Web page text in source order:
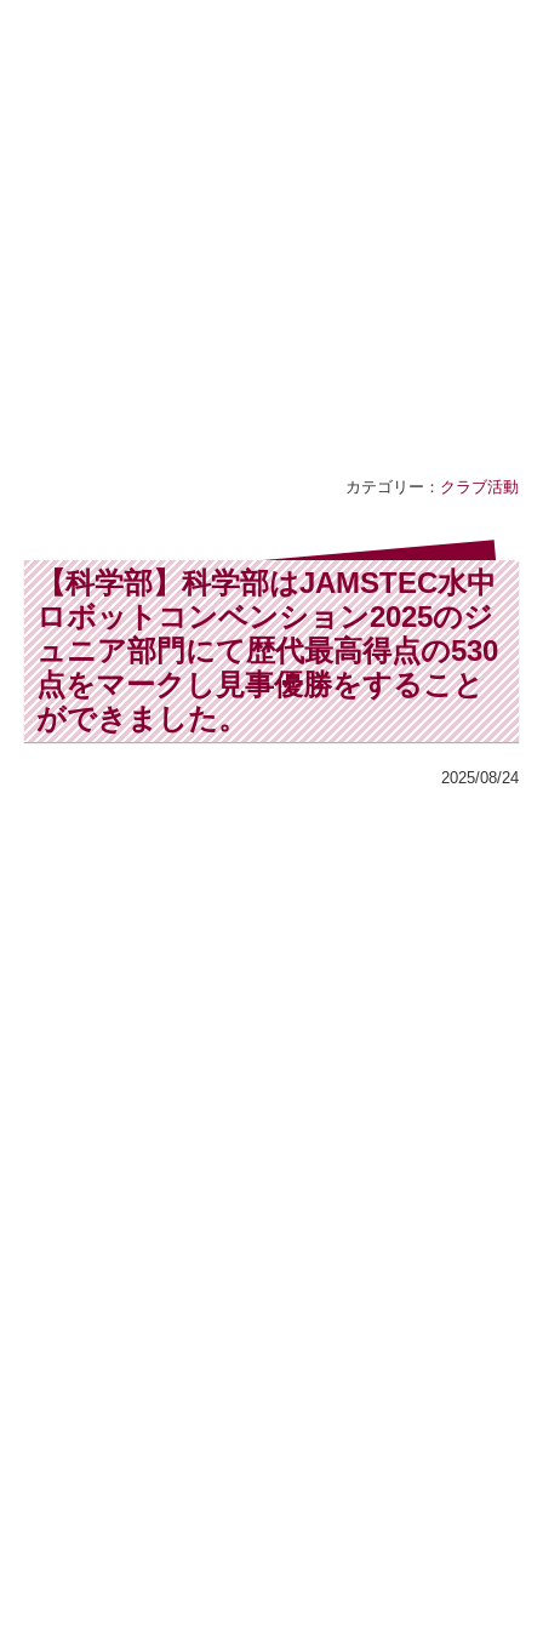
カテゴリー： クラブ活動
【科学部】科学部はJAMSTEC水中
ロボットコンベンション2025のジ
ュニア部門にて歴代最高得点の530
点をマークし見事優勝をすること
ができました。
2025/08/24